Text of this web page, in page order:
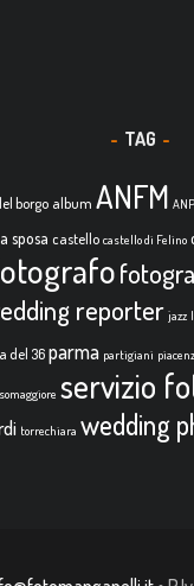
TAG
borgo album ANFM
sposa castello castello di Felino
reporter jazz
del 36 parma partigiani
servizio
torrechiara wedding